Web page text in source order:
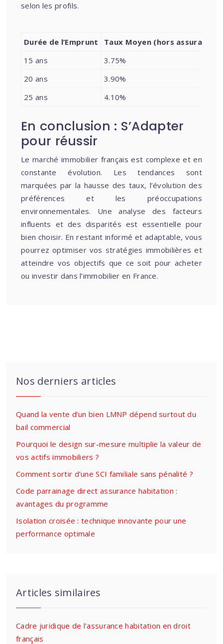
selon les profils.
Durée de l’Emprunt
Taux Moyen (hors assurance)
15 ans
3.75%
20 ans
3.90%
25 ans
4.10%
En conclusion : S’Adapter
pour réussir
Le marché immobilier français est complexe et en
constante évolution. Les tendances sont
marquées par la hausse des taux, l’évolution des
préférences et les préoccupations
environnementales. Une analyse des facteurs
influents et des disparités est essentielle pour
bien choisir. En restant informé et adaptable, vous
pourrez optimiser vos stratégies immobilières et
atteindre vos objectifs que ce soit pour acheter
ou investir dans l’immobilier en France.
Nos derniers articles
Quand la vente d’un bien LMNP dépend surtout du
bail commercial
Pourquoi le design sur-mesure multiplie la valeur de
vos actifs immobiliers ?
Comment sortir d’une SCI familiale sans pénalité ?
Code parrainage direct assurance habitation :
avantages du programme
Isolation croisée : technique innovante pour une
performance optimale
Articles similaires
Cadre juridique de l’assurance habitation en droit
français